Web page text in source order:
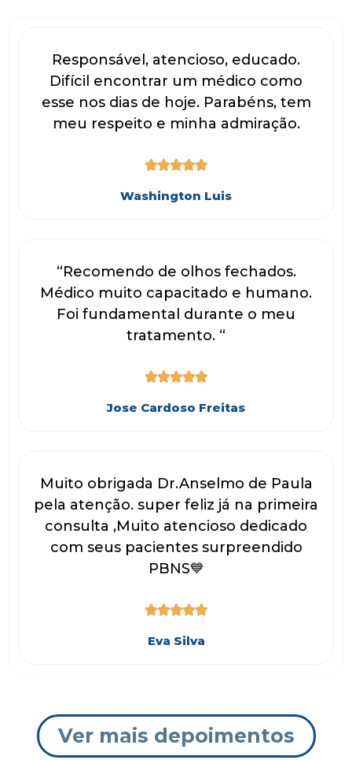
Responsável, atencioso, educado.
Difícil encontrar um médico como
esse nos dias de hoje. Parabéns, tem
meu respeito e minha admiração.

Washington Luis
“Recomendo de olhos fechados.
Médico muito capacitado e humano.
Foi fundamental durante o meu
tratamento. “

Jose Cardoso Freitas
Muito obrigada Dr.Anselmo de Paula
pela atenção. super feliz já na primeira
consulta ,Muito atencioso dedicado
com seus pacientes surpreendido
PBNS💙

Eva Silva
Ver mais depoimentos